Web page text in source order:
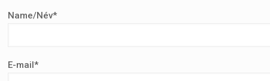
Name/Név*
E-mail*